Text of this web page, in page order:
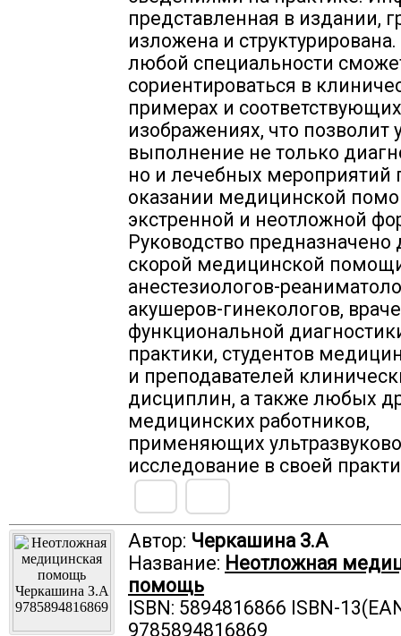
представленная в издании,
изложена и
любой специальности
сориентироваться в
примерах и
изображениях, что позволит
выполнение не только
но и лечебных мероприятий
оказании медицинской
экстренной и неотложной
Руководство предназначено
скорой медицинской
анестезиологов-
акушеров-гинекологов,
функциональной
практики, студентов
и преподавателей
дисциплин, а также любых
медицинских работников,
применяющих
исследование в своей
Автор: Черкашина З.А
Название: Неотложная
помощь
ISBN: 5894816866 ISBN-
9785894816869